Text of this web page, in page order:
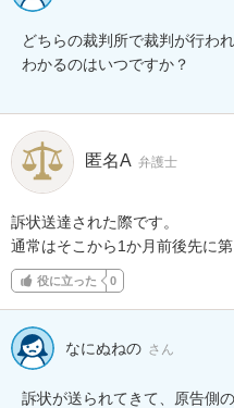
どちらの裁判所で裁判が行われ
わかるのはいつですか？
匿名A 弁護士
訴状送達された際です。
通常はそこから1か月前後先に第
役に立った 0
なにぬねの さん
訴状が送られてきて、原告側